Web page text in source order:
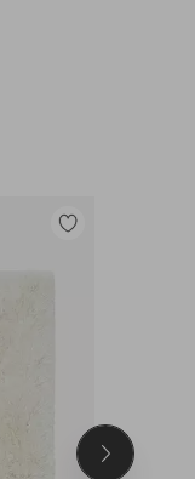
Lisää
Seuraava